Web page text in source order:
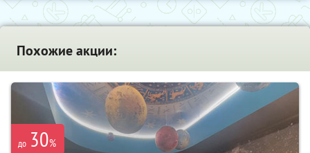
Похожие акции:
до 30%